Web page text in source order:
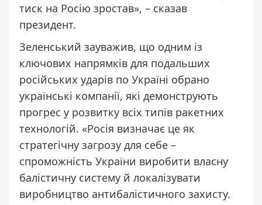
тиск на Росію зростав», – сказав
президент.
Зеленський зауважив, що одним із
ключових напрямків для подальших
російських ударів по Україні обрано
українські компанії, які демонструють
прогрес у розвитку всіх типів ракетних
технологій. «Росія визначає це як
стратегічну загрозу для себе –
спроможність України виробити власну
балістичну систему й локалізувати
виробництво антибалістичного захисту.